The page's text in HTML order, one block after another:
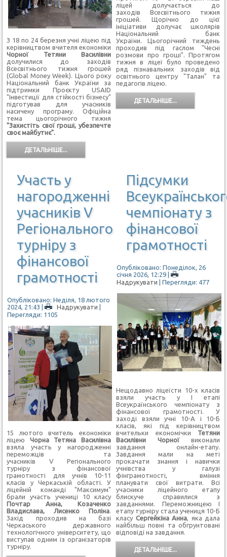
З 18 по 24 березня учні ліцею під
керівництвом вчителя економіки
Чорної Тетяни Василівни
долучилися до заходів
Всесвітнього тижня грошей
(Global Money Week). Цього року
Національний банк України за
підтримки Проєкту USAID
"Інвестиції для стійкості бізнесу"
підготував для учасників
насичену програму. Офіційна
тема цьогорічного тижня
"Захистіть свої гроші, убезпечте
своє майбутнє".
ДЕТАЛЬНІШЕ...
ліцей долучається до
заходів Всесвітнього тижня
грошей. Щорічно до цієї
ініціативи долучає школярів
Національний банк
України. Цьогорічний тиждень
проходив під гаслом "Чесні
розмови про гроші". Протягом
тижня в ліцеї було проведено
ряд пізнавальних заходів від
освітнього центру "Талан" та
педагогів ліцею.
ДЕТАЛЬНІШЕ...
Участь у
нагородженні
учасників V
Регіонального
турніру з
фінансової
грамотності
Опубліковано: Неділя, 18 лютого
2024, 21:43
| Надрукувати
Перегляди: 1105
15 лютого вчитель економіки
ліцею Чорна Тетяна Василівна
взяла участь у нагородженні
переможців та
учасників V Регіонального
турніру з фінансової
грамотності для учнів 10-11
класів у Черкаській області. У
ліцейній команді "Максимум"
брали участь учениці 10 класу
Почтар Анна, Козаченко
Владислава, Лисенко Поліна.
Захід проходив на базі
Черкаського державного
технологічного університету, що
виступав одним із організаторів
турніру.
Підсумки
чемпіонату з
фінансової
грамотності
Опубліковано: Понеділок, 26
січня 2026, 12:29|
Надрукувати
| Перегляди: 477
Нещодавно ліцеїсти 10-х класів
взяли участь у І етапі
Всеукраїнського чемпіонату з
фінансової грамотності. У
заході взяли учні 10-А і 10-Б
класів, які під керівництвом
вчительки економічки Тетяни
Василівни Чорноївиконали
завдання онлайн-етапу.
Завдання мали на меті
прокачати знання і навички
учнівства у галузі
фінграмотності, вміння
планувати свої витрати. Всі
учасники ліцейного етапу
блискуче справилися з
завданнями. Переможницею І
етапу турніру стала учениця 10-Б
класу Сергейкіна Анна, яка дала
найбільш повні та обгрунтовані
відповіді на завдання.
ДЕТАЛЬНІШЕ...